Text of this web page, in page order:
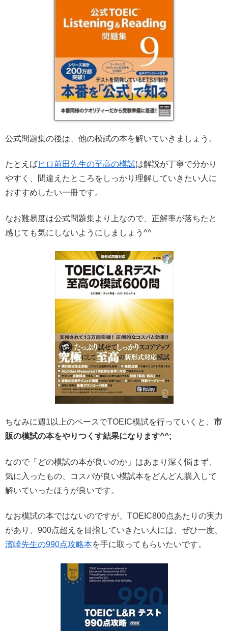
公式問題集の後は、他の模試の本を解いていきましょう。
たとえばヒロ前田先生の至高の模試は解説が丁寧で分かり
やすく、間違えたところをしっかり理解していきたい人に
おすすめしたい一冊です。
なお難易度は公式問題集より上なので、正解率が落ちたと
感じても気にしないようにしましょう^^
ちなみに週1以上のペースでTOEIC模試を行っていくと、 市
販の模試の本をやりつくす結果になります^^;
なので「どの模試の本が良いのか」はあまり深く悩まず、
気に入ったもの、コスパが良い模試本をどんどん購入して
解いていったほうが良いです。
なお模試の本ではないのですが、TOEIC800点あたりの実力
があり、900点超えを目指していきたい人には、ぜひ一度、
濱崎先生の990点攻略本を手に取ってもらいたいです。